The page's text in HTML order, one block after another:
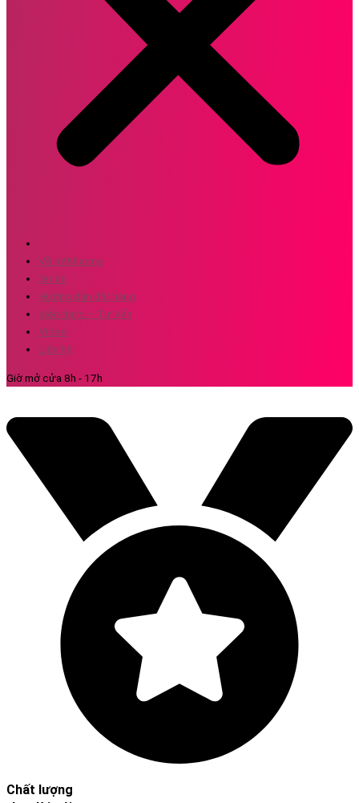
Về m90home
Dự án
Hướng dẫn đặt hàng
Kiến thức – Tư Vấn
Video
Liên hệ
Giờ mở cửa 8h - 17h
Chất lượng